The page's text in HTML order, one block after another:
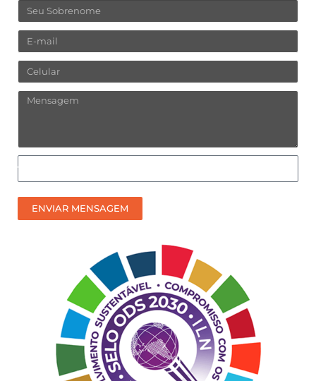
Sobrenome
Email
Celular
Mensagem
Como
prefere
receber
nosso
ENVIAR MENSAGEM